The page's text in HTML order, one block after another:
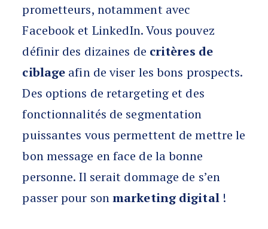
prometteurs, notamment avec
Facebook et LinkedIn. Vous pouvez
définir des dizaines de critères de
ciblage afin de viser les bons prospects.
Des options de retargeting et des
fonctionnalités de segmentation
puissantes vous permettent de mettre le
bon message en face de la bonne
personne. Il serait dommage de s’en
passer pour sonmarketing digital !